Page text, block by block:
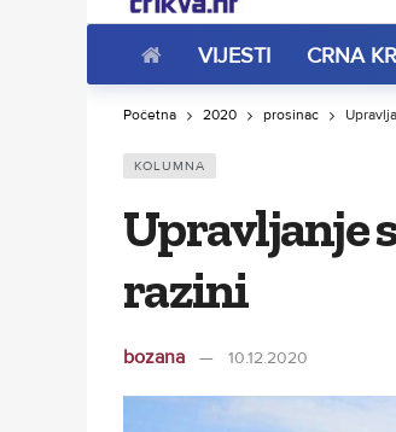
VIJESTI CRNA
Početna 2020 prosinac
KOLUMNA
Upravljanje
razini
bozana 10.12.2020